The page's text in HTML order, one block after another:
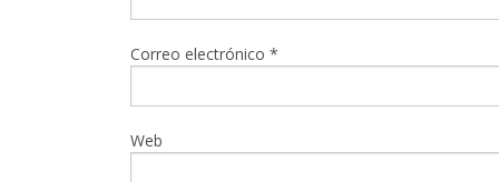
Correo electrónico *
Web